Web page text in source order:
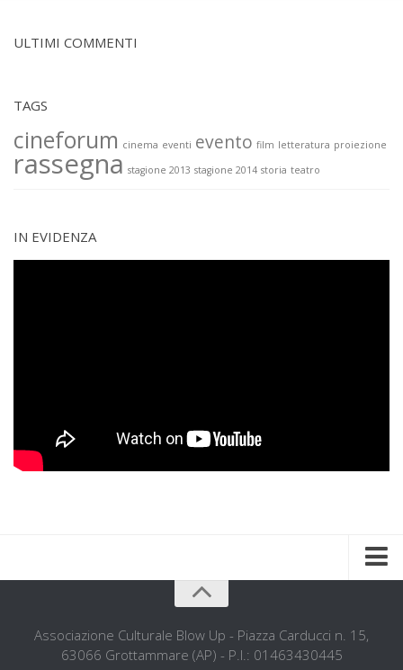
ULTIMI COMMENTI
TAGS
cineforum cinema eventi evento film letteratura proiezione
rassegna stagione 2013 stagione 2014 storia teatro
IN EVIDENZA
Chi siamo
L’ associazione
Associazione Culturale Blow Up - Piazza Carducci n. 15,
63066 Grottammare (AP) - P.I.: 01463430445